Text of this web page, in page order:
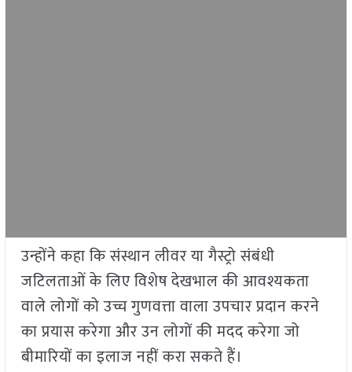
उन्होंने कहा कि संस्थान लीवर या गैस्ट्रो संबंधी
जटिलताओं के लिए विशेष देखभाल की आवश्यकता
वाले लोगों को उच्च गुणवत्ता वाला उपचार प्रदान करने
का प्रयास करेगा और उन लोगों की मदद करेगा जो
बीमारियों का इलाज नहीं करा सकते हैं।